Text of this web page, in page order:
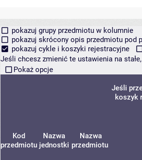
pokazuj grupy przedmiotu w kolumnie
pokazuj skrócony opis przedmiotu pod
pokazuj cykle i koszyki rejestracyjne
Jeśli chcesz zmienić te ustawienia na
Pokaż opcje
Kod
przedmiotu
Nazwa
jednostki
Nazwa
przedmiotu
Jeśli
koszyk